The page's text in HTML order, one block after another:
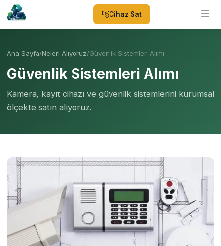
Cihaz Sat
Ana Sayfa/Neleri Alıyoruz/Güvenlik Sistemleri Alımı
Güvenlik Sistemleri Alımı
Kamera, kayıt cihazı ve güvenlik sistemlerini kurumsal
ölçekte satın alıyoruz.